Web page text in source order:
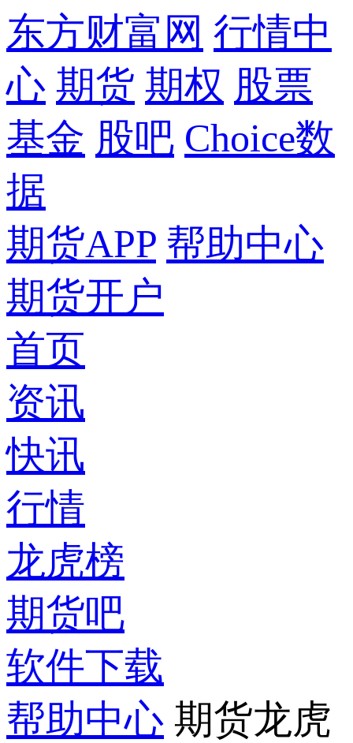
东方财富网 行情中
心 期货 期权 股票
基金 股吧 Choice数
据
期货APP 帮助中心
期货开户
首页
资讯
快讯
行情
龙虎榜
期货吧
软件下载
帮助中心 期货龙虎